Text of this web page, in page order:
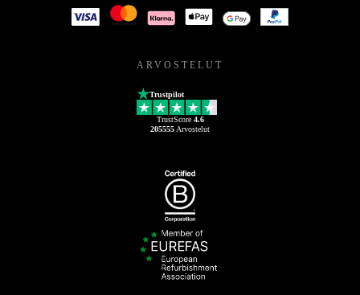
ARVOSTELUT
Trustpilot
TrustScore 4.6
205555 Arvostelut